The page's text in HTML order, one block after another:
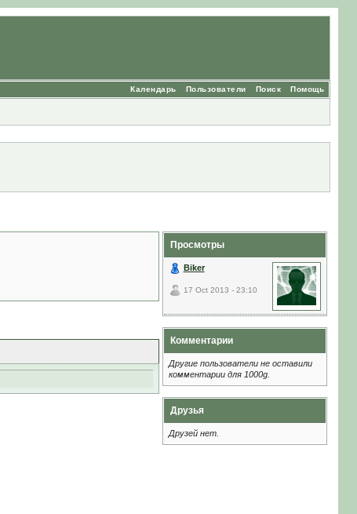
Помощь
Поиск
Пользователи
Календарь
Просмотры
Biker
17 Oct 2013 - 23:10
Комментарии
Другие пользователи не оставили
комментарии для 1000g.
Друзья
Друзей нет.